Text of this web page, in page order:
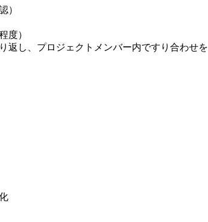
）
度）
返し、プロジェクトメンバー内ですり合わせを